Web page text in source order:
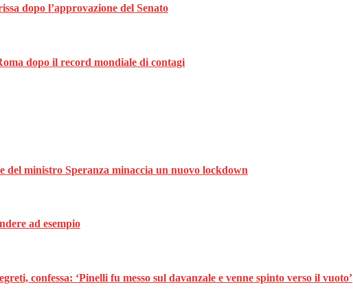
dopo l’approvazione del Senato
dopo il record mondiale di contagi
ministro Speranza minaccia un nuovo lockdown
ad esempio
confessa: ‘Pinelli fu messo sul davanzale e venne spinto verso il vuoto’